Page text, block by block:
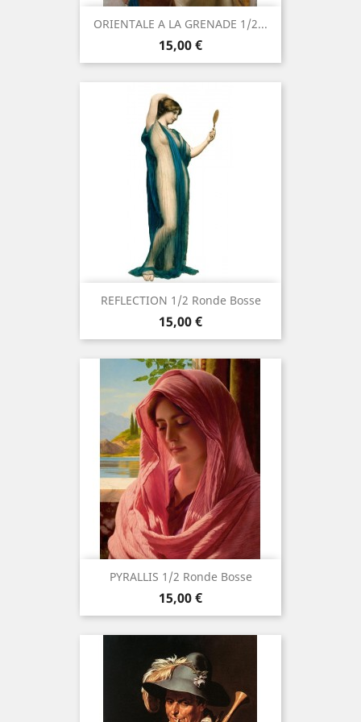
ORIENTALE A LA GRENADE 1/2...
Prix
15,00 €
REFLECTION 1/2 Ronde Bosse
Prix
15,00 €
PYRALLIS 1/2 Ronde Bosse
Prix
15,00 €